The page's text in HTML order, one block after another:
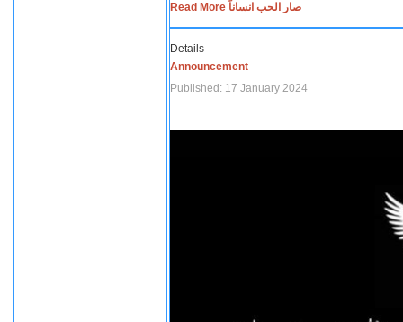
Read More صار الحب انساناً
Details
Announcement
Published: 17 January 2024